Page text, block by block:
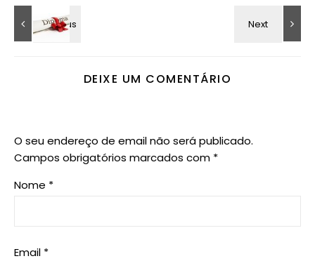
DEIXE UM COMENTÁRIO
O seu endereço de email não será publicado.
Campos obrigatórios marcados com *
Nome *
Email *